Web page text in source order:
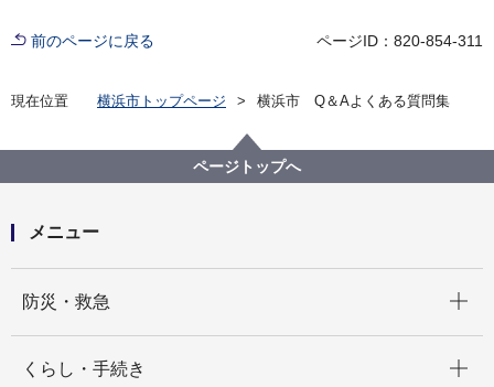
前のページに戻る ページID：820-854-311
現在位置 横浜市トップページ 横浜市 Q＆Aよくある質問集
ページトップへ
メニュー
防災・救急
くらし・手続き